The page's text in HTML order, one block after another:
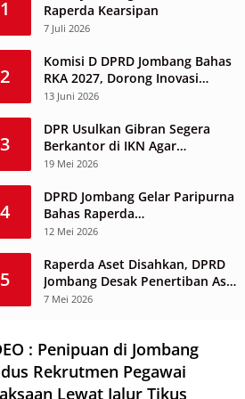
1
Raperda Kearsipan
7 Juli 2026
2
Komisi D DPRD Jombang Bahas
RKA 2027, Dorong Inovasi
Layanan Ketenagakerjaan
13 Juni 2026
3
DPR Usulkan Gibran Segera
Berkantor di IKN Agar
Infrastruktur Tak Mangkrak dan
19 Mei 2026
4
DPRD Jombang Gelar Paripurna
Bahas Raperda
Penyelenggaraan Jasa
12 Mei 2026
5
Raperda Aset Disahkan, DPRD
Jombang Desak Penertiban Aset
Dikuasai Pihak Ketiga
7 Mei 2026
: Penipuan di Jombang
Rekrutmen Pegawai
Lewat Jalur Tikus